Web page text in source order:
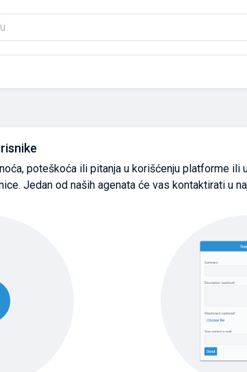
poteškoća ili pitanja u korišćenju platforme
Jedan od naših agenata će vas kontaktirati u